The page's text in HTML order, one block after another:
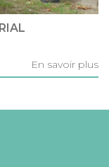
En savoir plus